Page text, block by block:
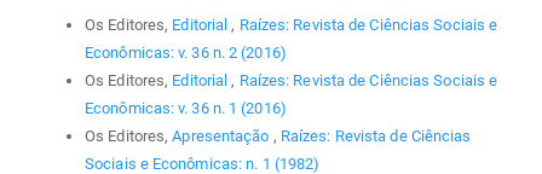
Os Editores, Editorial , Raízes: Revista de Ciências Sociais e
Econômicas: v. 36 n. 2 (2016)
Os Editores, Editorial , Raízes: Revista de Ciências Sociais e
Econômicas: v. 36 n. 1 (2016)
Os Editores,Apresentação , Raízes: Revista de Ciências
Sociais e Econômicas: n. 1 (1982)